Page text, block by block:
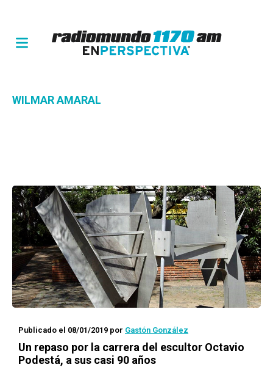
WILMAR AMARAL
Publicado el 08/01/2019 por Gastón González
Un repaso por la carrera del escultor Octavio
Podestá, a sus casi 90 años